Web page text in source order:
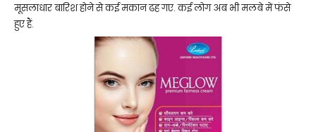
मूसलाधार बारिश होने से कई मकान ढह गए. कई लोग अब भी मलबे में फंसे
हुए हैं.